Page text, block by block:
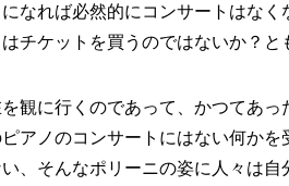
なれば必然的にコンサートはなく
チケットを買うのではないか？と
観に行くのであって、かつてあ
アノのコンサートにはない何かを
、そんなポリーニの姿に人々は自